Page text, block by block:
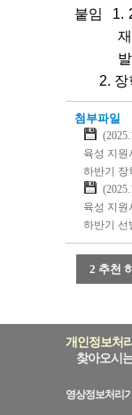
붙임 1.
2. 장
첨부파일
육성 지원
하반기 장
육성 지원
하반기 선
2 추천
개인정보처
찾아오시
영상정보처리